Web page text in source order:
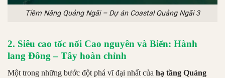
Tiềm Năng Quảng Ngãi – Dự án Coastal Quảng Ngãi 3
2. Siêu cao tốc nối Cao nguyên và Biển: Hành
lang Đông – Tây hoàn chỉnh
Một trong những bước đột phá vĩ đại nhất của hạ tầng Quảng